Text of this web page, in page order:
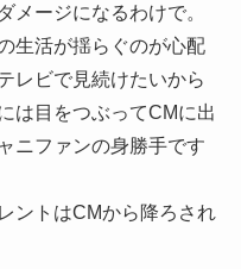
メージになるわけで。
生活が揺らぐのが心配
レビで見続けたいから
は目をつぶってCMに出
ニファンの身勝手です
ントはCMから降ろされ